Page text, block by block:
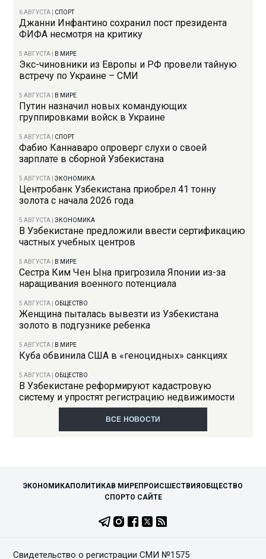
6 АВГУСТА СПОРТ
Джанни Инфантино сохранил пост президента
ФИФА несмотря на критику
5 АВГУСТА В МИРЕ
Экс-чиновники из Европы и РФ провели тайную
встречу по Украине – СМИ
5 АВГУСТА В МИРЕ
Путин назначил новых командующих
группировками войск в Украине
5 АВГУСТА СПОРТ
Фабио Каннаваро опроверг слухи о своей
зарплате в сборной Узбекистана
5 АВГУСТА |ЭКОНОМИКА
Центробанк Узбекистана приобрел 41 тонну
золота с начала 2026 года
5 АВГУСТА |ЭКОНОМИКА
В Узбекистане предложили ввести сертификацию
частных учебных центров
5 АВГУСТА В МИРЕ
Сестра Ким Чен Ына пригрозила Японии из-за
наращивания военного потенциала
5 АВГУСТА ОБЩЕСТВО
Женщина пыталась вывезти из Узбекистана
золото в подгузнике ребенка
5 АВГУСТА В МИРЕ
Куба обвинила США в «геноцидных» санкциях
5 АВГУСТА ОБЩЕСТВО
В Узбекистане реформируют кадастровую
систему и упростят регистрацию недвижимости
ВСЕ НОВОСТИ
ЭКОНОМИКАПОЛИТИКАВ МИРЕПРОИСШЕСТВИЯ ОБЩЕСТВО
СПОРТО САЙТЕ
Свидетельство о регистрации СМИ №1575